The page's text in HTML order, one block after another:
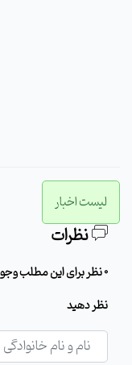
لیست اخبار
نظرات
0 نظر برای این مطلب وجود دارد
نظر دهید